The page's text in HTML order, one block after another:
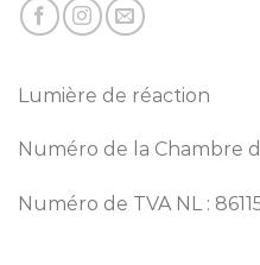
Lumière de réaction
Numéro de la Chambre
Numéro de TVA NL :